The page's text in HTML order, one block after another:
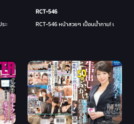
ะกาศช่องคลอดปลุก 4 ประสบการณ์การผลิตครั้งแรก!
RCT-546
RCT-546 หน้าสวยๆ เปื้อนน้ำกาม! นักประก